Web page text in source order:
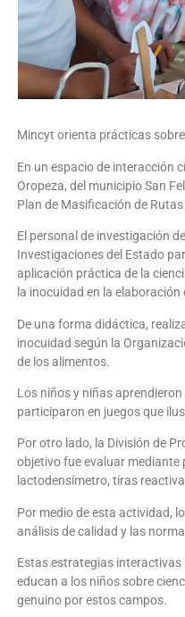
Mincyt orienta prácticas
En un espacio de interacción
Oropeza, del municipio San
Plan de Masificación de
El personal de investigación
Investigaciones del Estado
aplicación práctica de la
la inocuidad en la elaboración
De una forma didáctica,
inocuidad según la
de los alimentos.
Los niños y niñas
participaron en juegos que
Por otro lado, la División de
objetivo fue evaluar mediante
lactodensímetro, tiras
Por medio de esta actividad,
análisis de calidad y las
Estas estrategias interactivas
educan a los niños sobre
genuino por estos campos.